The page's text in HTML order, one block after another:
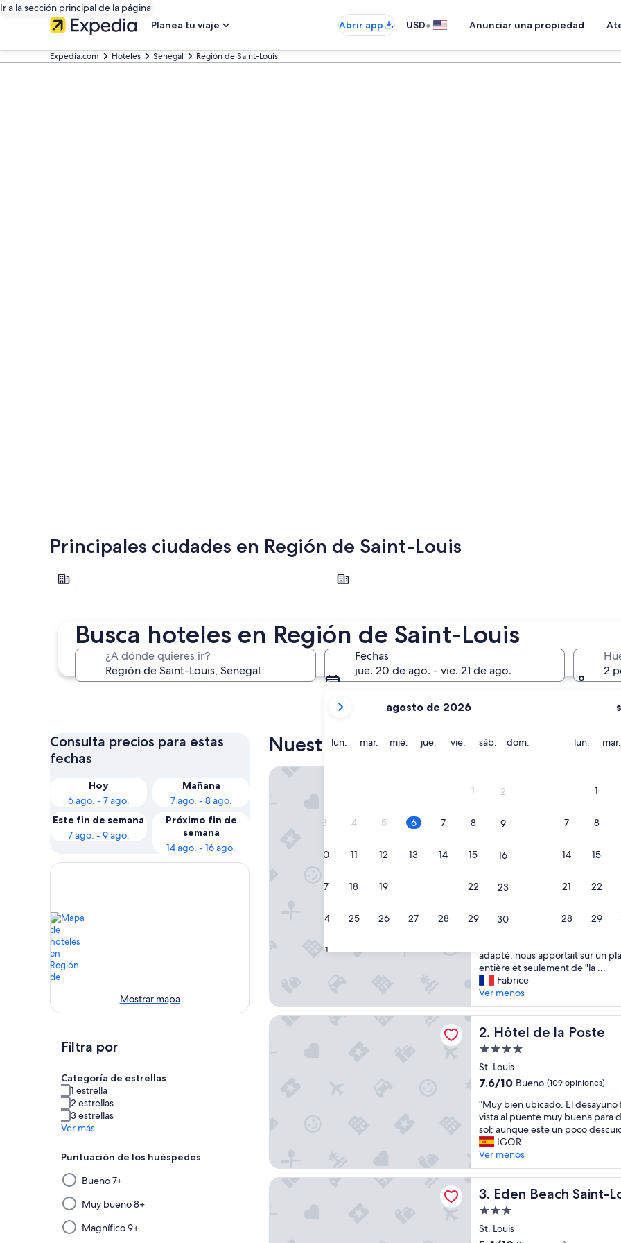
Ir a la sección principal de la página
Planea tu viaje
Abrir app USD• Anunciar una propiedad
Expedia.com Hoteles Senegal Región de Saint-Louis
Busca hoteles en Región de Saint-Louis
¿A dónde quieres ir?
Fechas
jue. 20 de ago. - vie. 21 de ago.
meses
son
August
2026
agosto de 2026
lun. lunesmar. martes
mié. miércoles
jue. jueves
vie. viernes
sáb. sábado
dom.
1 2
3 4 5 6 7 8 9
10 11 12 13 14 15 16
17 18 19 22 23
24 25 26 27 28 29 30
31
lun. lunesmar.
1
7 8
14 15
21 22
28 29
2
Principales ciudades en Región de Saint-Louis
St. Louis Richard-Toll
Consulta precios para estas
fechas
Hoy
6 ago. - 7 ago.
Mañana
7 ago. - 8 ago.
Este fin de semana
7 ago. - 9 ago.
Próximo fin de
semana
14 ago. - 16 ago.
Mostrar mapa
Filtra por
Categoría de estrellas
1 estrella
2 estrellas
3 estrellas
Ver más
Puntuación de los huéspedes
Al
seleccionar
y
aplicar
un
Bueno 7+
Muy bueno 8+
Magnífico 9+
Nuestra selección de hoteles en
1. Escale Saint-Louis
St. Louis
bueno,
u
-
a
p
p
e
l
e
r
a
u
n
ô
t
e
l
.
.
.
V
r
“Peut-on appeler ça un hôtel...
correspond pas à cet
bien plus petite et en travaux et
étions les seuls clients, belle
adapté, nous apportait sur un
entière et seulement de "la ...
Fabrice
Ver menos
Escale Saint-Louis Hôtel-Restaurant
2. Hôtel de la Poste
Hôtel de la Poste
Propiedad
de
4.0
St. Louis
7.6
10,
Bueno,
(109
opiniones)
7.6/10 Bueno (109 opiniones)
“
M
u
y
b
i
e
n
b
i
“Muy bien ubicado. El desayuno
vista al puente muy buena para
sol; aunque este un poco
IGOR
Ver menos
Hôtel de la Poste
3. Eden Beach Saint-
Eden Beach Saint-Louis
Propiedad
de
St. Louis
Eden Beach Saint-Louis